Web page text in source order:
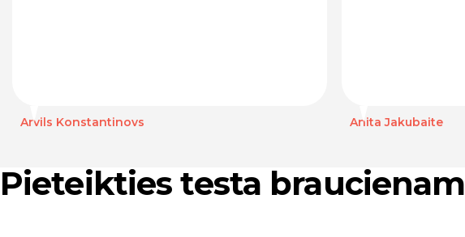
Arvils Konstantinovs Anita Jakubaite
Pieteikties testa braucienam